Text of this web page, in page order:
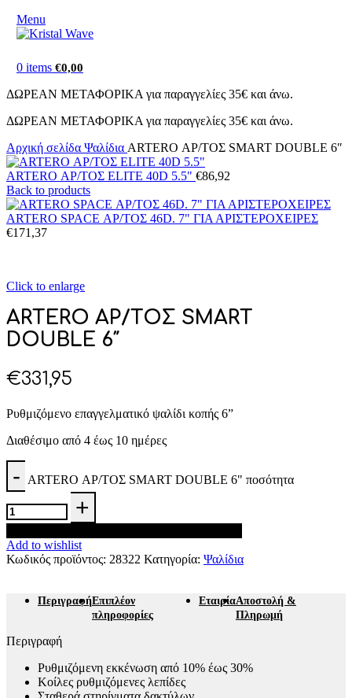
Menu
0 items €0,00
ΔΩΡΕΑΝ ΜΕΤΑΦΟΡΙΚΑ για παραγγελίες 35€ και άνω.
ΔΩΡΕΑΝ ΜΕΤΑΦΟΡΙΚΑ για παραγγελίες 35€ και άνω.
Αρχική σελίδα Ψαλίδια ARTERO ΑΡ/ΤΟΣ SMART DOUBLE 6″
ARTERO ΑΡ/ΤΟΣ ELITE 40D 5.5" €86,92
Back to products
ARTERO SPACE ΑΡ/ΤΟΣ 46D. 7" ΓΙΑ ΑΡΙΣΤΕΡΟΧΕΙΡΕΣ
€171,37
Click to enlarge
ARTERO ΑΡ/ΤΟΣ SMART
DOUBLE 6″
€331,95
Ρυθμιζόμενο επαγγελματικό ψαλίδι κοπής 6”
Διαθέσιμο από 4 έως 10 ημέρες
ARTERO ΑΡ/ΤΟΣ SMART DOUBLE 6" ποσότητα
Add to wishlist
Κωδικός προϊόντος: 28322 Κατηγορία: Ψαλίδια
ΠεριγραφήΕπιπλέον
πληροφορίες
ΕταιρίαΑποστολή &
Πληρωμή
Περιγραφή
Ρυθμιζόμενη εκκένωση από 10% έως 30%
Κοίλες ρυθμιζόμενες λεπίδες